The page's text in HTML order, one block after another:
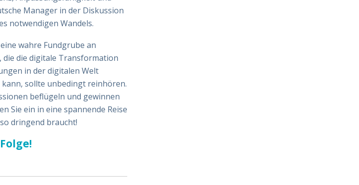
Manager in der Diskussion
notwendigen Wandels.
wahre Fundgrube an
die digitale Transformation
in der digitalen Welt
sollte unbedingt reinhören.
beflügeln und gewinnen
Sie ein in eine spannende Reise
dringend braucht!